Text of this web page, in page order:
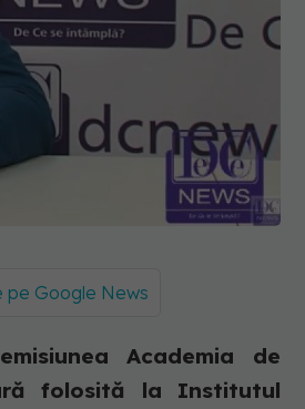
Google News
Academia de
folosită la Institutul